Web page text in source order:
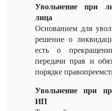
Увольнение при
лица
Основанием для
решение о
есть о
передачи прав и
порядке
Увольнение при
ИП